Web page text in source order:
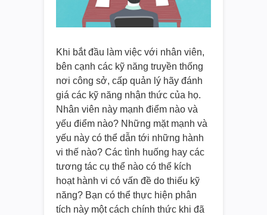
Khi bắt đầu làm việc với nhân viên,
bên cạnh các kỹ năng truyền thống
nơi công sở, cấp quản lý hãy đánh
giá các kỹ năng nhận thức của họ.
Nhân viên này mạnh điểm nào và
yếu điểm nào? Những mặt mạnh và
yếu này có thể dẫn tới những hành
vi thế nào? Các tình huống hay các
tương tác cụ thể nào có thể kích
hoạt hành vi có vấn đề do thiếu kỹ
năng? Bạn có thể thực hiện phân
tích này một cách chính thức khi đã